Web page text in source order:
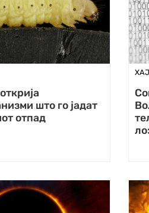
што го јадат
отпад